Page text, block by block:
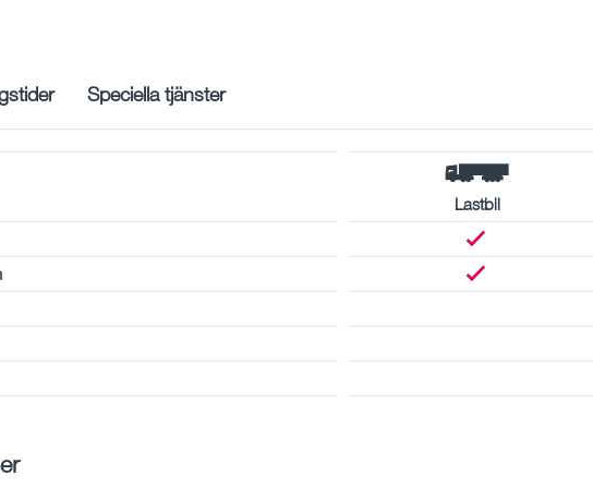
Speciella tjänster
Lastbil